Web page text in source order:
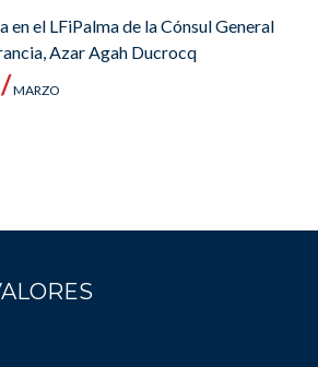
en el LFiPalma de la Cónsul General
Azar Agah Ducrocq
MARZO